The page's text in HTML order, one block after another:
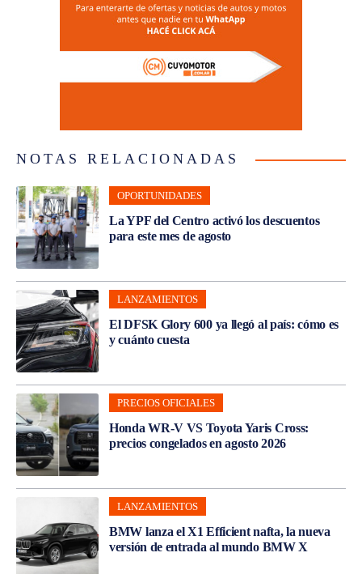
NOTAS RELACIONADAS
OPORTUNIDADES
La YPF del Centro activó los descuentos
para este mes de agosto
LANZAMIENTOS
El DFSK Glory 600 ya llegó al país: cómo es
y cuánto cuesta
PRECIOS OFICIALES
Honda WR-V VS Toyota Yaris Cross:
precios congelados en agosto 2026
LANZAMIENTOS
BMW lanza el X1 Efficient nafta, la nueva
versión de entrada al mundo BMW X